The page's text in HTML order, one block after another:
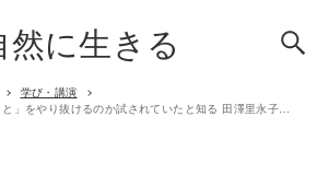
然に生きる
学び・講演
「好きなこと」「やりたいこと」をやり抜けるのか試されていたと知る 田澤里永子さん・うお座新月ワークショップ2